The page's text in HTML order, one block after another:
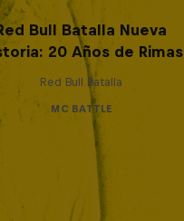
Bull Batalla Nueva
20 Años de Rimas
Red Bull Batalla
MC BATTLE